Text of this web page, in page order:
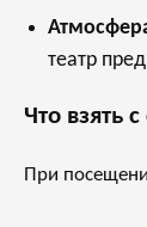
театр
Что взять
При